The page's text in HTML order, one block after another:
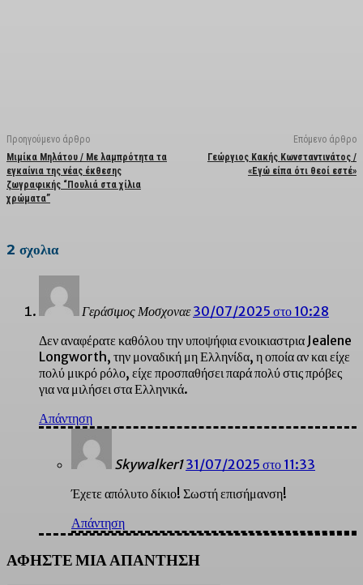
Προηγούμενο άρθρο
Μιμίκα Μηλάτου / Με λαμπρότητα τα
εγκαίνια της νέας έκθεσης
ζωγραφικής “Πουλιά στα χίλια
χρώματα”
Επόμενο άρθρο
Γεώργιος Κακής Κωνσταντινάτος /
«Εγώ είπα ότι θεοί εστέ»
2 σχολια
Γεράσιμος Μοσχοναε 30/07/2025 στο 10:28
Δεν αναφέρατε καθόλου την υποψήφια ενοικιαστρια Jealene
Longworth, την μοναδική μη Ελληνίδα, η οποία αν και είχε
πολύ μικρό ρόλο, είχε προσπαθήσει παρά πολύ στις πρόβες
για να μιλήσει στα Ελληνικά.
Απάντηση
Skywalker1 31/07/2025 στο 11:33
Έχετε απόλυτο δίκιο! Σωστή επισήμανση!
Απάντηση
ΑΦΗΣΤΕ ΜΙΑ ΑΠΑΝΤΗΣΗ